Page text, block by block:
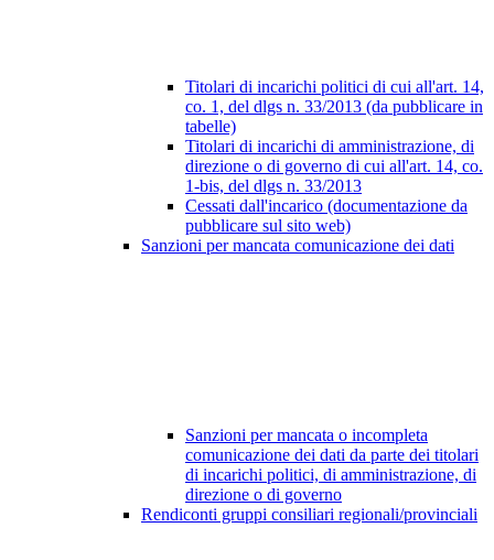
Titolari di incarichi politici di cui all'art. 14,
co. 1, del dlgs n. 33/2013 (da pubblicare in
tabelle)
Titolari di incarichi di amministrazione, di
direzione o di governo di cui all'art. 14, co.
1-bis, del dlgs n. 33/2013
Cessati dall'incarico (documentazione da
pubblicare sul sito web)
Sanzioni per mancata comunicazione dei dati
Sanzioni per mancata o incompleta
comunicazione dei dati da parte dei titolari
di incarichi politici, di amministrazione, di
direzione o di governo
Rendiconti gruppi consiliari regionali/provinciali